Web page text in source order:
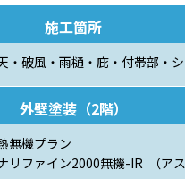
施工箇所
・破風・雨樋・庇・付帯部・
外壁塗装（2階）
無機プラン
リファイン2000無機-IR （ア